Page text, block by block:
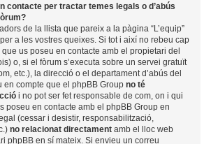
contacte per tractar temes legals o d’abús
de la llista que pareix a la pàgina “L’equip”
a les vostres queixes. Si tot i així no rebeu cap
us poseu en contacte amb el propietari del
) o, si el fòrum s’executa sobre un servei gratuït
etc.), la direcció o el departament d’abús del
en compte que el phpBB Group no té
i no pot ser fet responsable de com, on i qui
poseu en contacte amb el phpBB Group en
(cessar i desistir, responsabilització,
no relacionat directament amb el lloc web
phpBB en sí mateix. Si envieu un correu